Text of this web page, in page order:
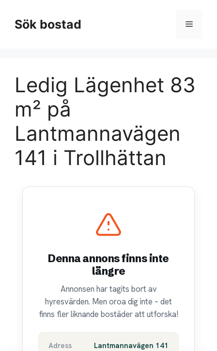
innehållSök bostad Meny
Ledig Lägenhet 83
m² på
Lantmannavägen
141 i Trollhättan
Denna annons finns inte
längre
Annonsen har tagits bort av
hyresvärden. Men oroa dig inte – det
finns fler liknande bostäder att utforska!
Adress
Lantmannavägen 141